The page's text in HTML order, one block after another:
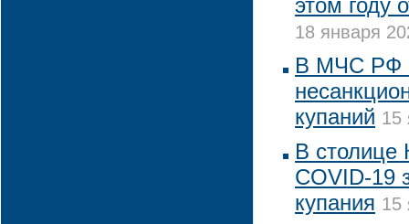
этом году
18 января
В МЧС РФ
купаний 15
В столице
COVID-19
купания 15